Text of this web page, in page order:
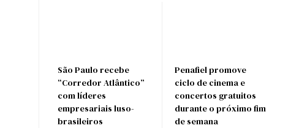
São Paulo recebe
“Corredor Atlântico”
com líderes
empresariais luso-
brasileiros
Penafiel promove
ciclo de cinema e
concertos gratuitos
durante o próximo fim
de semana